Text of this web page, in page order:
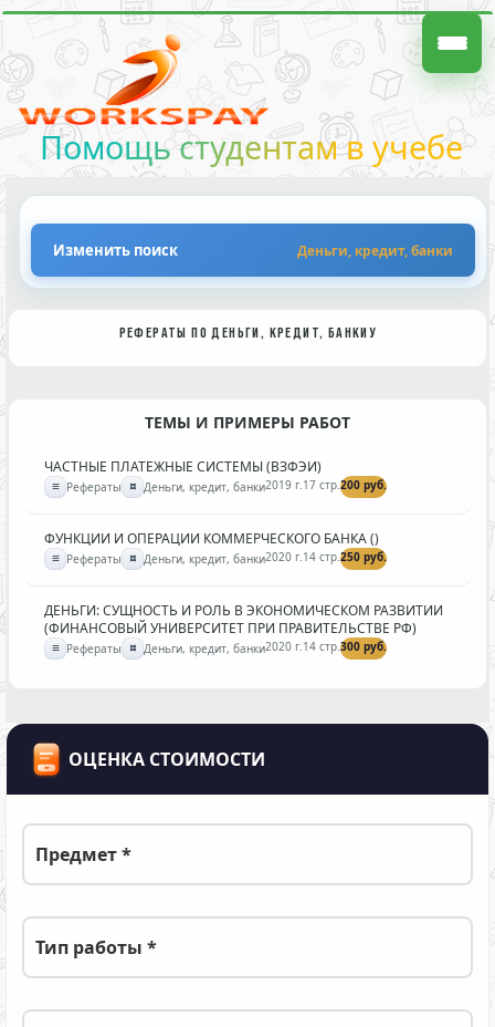
Помощь студентам в учебе
Изменить поиск Деньги, кредит, банки
РЕФЕРАТЫ ПО ДЕНЬГИ, КРЕДИТ, БАНКИУ
ТЕМЫ И ПРИМЕРЫ РАБОТ
ЧАСТНЫЕ ПЛАТЕЖНЫЕ СИСТЕМЫ (ВЗФЭИ)
≡ Рефераты ¤ Деньги, кредит, банки2019 г.17 стр.200 руб.
ФУНКЦИИ И ОПЕРАЦИИ КОММЕРЧЕСКОГО БАНКА ()
≡ Рефераты ¤ Деньги, кредит, банки2020 г.14 стр.250 руб.
ДЕНЬГИ: СУЩНОСТЬ И РОЛЬ В ЭКОНОМИЧЕСКОМ РАЗВИТИИ
(ФИНАНСОВЫЙ УНИВЕРСИТЕТ ПРИ ПРАВИТЕЛЬСТВЕ РФ)
≡ Рефераты ¤ Деньги, кредит, банки2020 г.14 стр.300 руб.
ОЦЕНКА СТОИМОСТИ
Предмет *
Тип работы *